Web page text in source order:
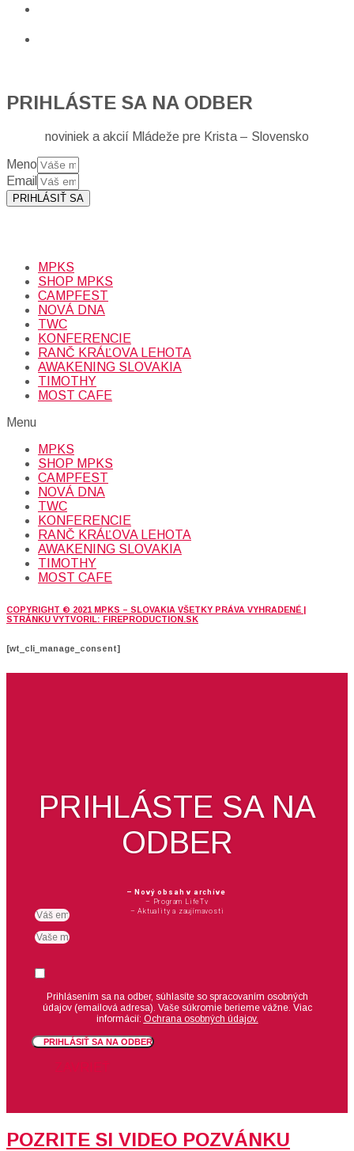
PRIHLÁSTE SA NA ODBER
noviniek a akcií Mládeže pre Krista – Slovensko
Meno
Email
PRIHLÁSIŤ SA
MPKS
SHOP MPKS
CAMPFEST
NOVÁ DNA
TWC
KONFERENCIE
RANČ KRÁĽOVA LEHOTA
AWAKENING SLOVAKIA
TIMOTHY
MOST CAFE
Menu
MPKS
SHOP MPKS
CAMPFEST
NOVÁ DNA
TWC
KONFERENCIE
RANČ KRÁĽOVA LEHOTA
AWAKENING SLOVAKIA
TIMOTHY
MOST CAFE
COPYRIGHT © 2021 MPKS – SLOVAKIA VŠETKY PRÁVA VYHRADENÉ |
STRÁNKU VYTVORIL: FIREPRODUCTION.SK
[wt_cli_manage_consent]
PRIHLÁSTE SA NA
ODBER
– Nový obsah v archíve
– Program LifeTv
– Aktuality a zaujímavosti
Prihlásením sa na odber, súhlasíte so spracovaním osobných
údajov (emailová adresa). Vaše súkromie berieme vážne. Viac
informácií: Ochrana osobných údajov.
PRIHLÁSIŤ SA NA ODBER
POZRITE SI VIDEO POZVÁNKU